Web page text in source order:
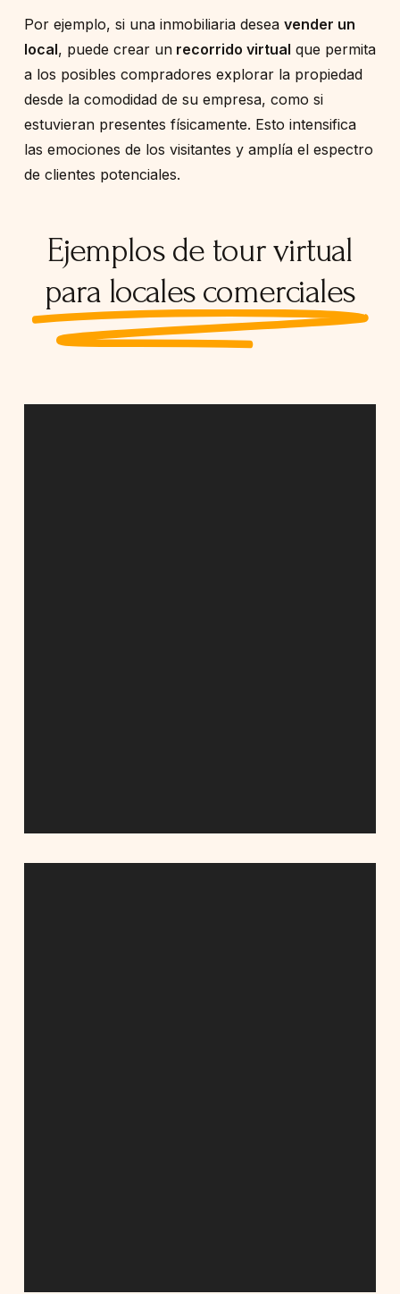
Por ejemplo, si una inmobiliaria desea vender un
local, puede crear unrecorrido virtual que permita
a los posibles compradores explorar la propiedad
desde la comodidad de su empresa, como si
estuvieran presentes físicamente. Esto intensifica
las emociones de los visitantes y amplía el espectro
de clientes potenciales.
Ejemplos de tour virtual
para locales comerciales